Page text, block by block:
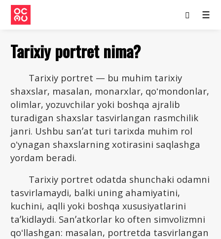
☰
Tarixiy portret nima?
Tarixiy portret — bu muhim tarixiy
shaxslar, masalan, monarxlar, qoʻmondonlar,
olimlar, yozuvchilar yoki boshqa ajralib
turadigan shaxslar tasvirlangan rasmchilik
janri. Ushbu sanʼat turi tarixda muhim rol
oʻynagan shaxslarning xotirasini saqlashga
yordam beradi.
Tarixiy portret odatda shunchaki odamni
tasvirlamaydi, balki uning ahamiyatini,
kuchini, aqlli yoki boshqa xususiyatlarini
taʼkidlaydi. Sanʼatkorlar ko often simvolizmni
qoʻllashgan: masalan, portretda tasvirlangan